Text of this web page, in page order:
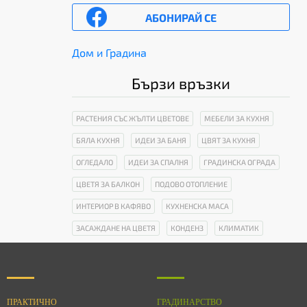
АБОНИРАЙ СЕ
Дом и Градина
Бързи връзки
РАСТЕНИЯ СЪС ЖЪЛТИ ЦВЕТОВЕ МЕБЕЛИ ЗА КУХНЯ
БЯЛА КУХНЯ ИДЕИ ЗА БАНЯ ЦВЯТ ЗА КУХНЯ
ОГЛЕДАЛО ИДЕИ ЗА СПАЛНЯ ГРАДИНСКА ОГРАДА
ЦВЕТЯ ЗА БАЛКОН ПОДОВО ОТОПЛЕНИЕ
ИНТЕРИОР В КАФЯВО КУХНЕНСКА МАСА
ЗАСАЖДАНЕ НА ЦВЕТЯ КОНДЕНЗ КЛИМАТИК
ПРАКТИЧНО ГРАДИНАРСТВО